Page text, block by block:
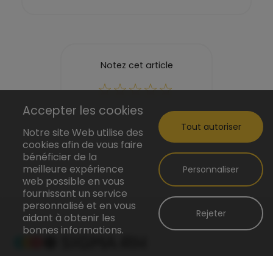
Notez cet article
Accepter les cookies
Notre site Web utilise des
cookies afin de vous faire
bénéficier de la
meilleure expérience
web possible en vous
fournissant un service
personnalisé et en vous
aidant à obtenir les
bonnes informations.
Rejeter
Personnaliser
Tout autoriser